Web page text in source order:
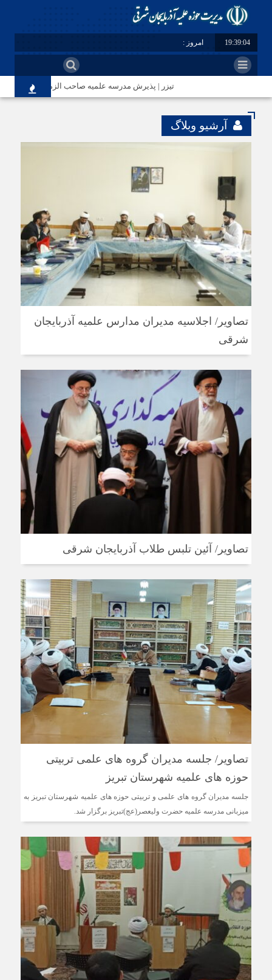
19:39:05 امروز : پنج شنبه - ۱۵ مرداد - ۱۴۰۵
تیزر | پذیرش مدرسه علمیه صاحب الزمان(عج) مرند
آرشیو وبلاگ
تصاویر/ اجلاسیه مدیران مدارس علمیه آذربایجان
شرقی
تصاویر/ آئین تلبس طلاب آذربایجان شرقی
تصاویر/ جلسه مدیران گروه های علمی تربیتی
حوزه های علمیه شهرستان تبریز
جلسه مدیران گروه های علمی و تربیتی حوزه های علمیه شهرستان تبریز به
میزبانی مدرسه علمیه حضرت ولیعصر(عج)تبریز برگزار شد.